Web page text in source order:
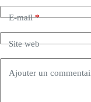
E-mail*
Site web
Ajouter un